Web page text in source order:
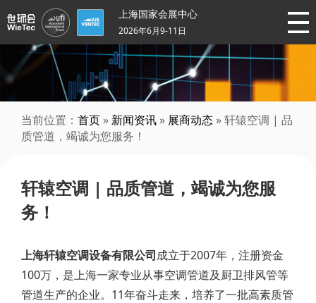
上海国家会展中心
2026年6月9-11日
当前位置： 首页 » 新闻资讯 » 展商动态 » 轩辕空调 | 品
质管道，竭诚为您服务！
轩辕空调 | 品质管道，竭诚为您服
务！
上海轩辕空调设备有限公司成立于2007年，注册资金
100万，是上海一家专业从事空调管道及厨卫排风管等
管道生产的企业。11年奋斗走来，培养了一批高素质管